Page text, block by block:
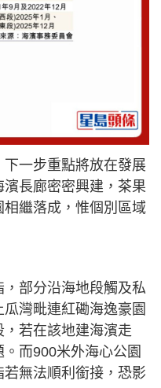
一步重點將放在發展
長廊密密興建，茶果
繼落成，惟個別區域
部分沿海地段觸及私
灣毗連紅磡海逸豪園
若在該地建海濱走
而900米外海心公園
若無法順利銜接，恐影